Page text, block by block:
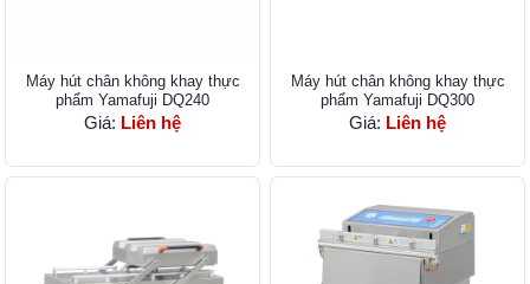
Máy hút chân không khay thực
phẩm Yamafuji DQ240
Giá: Liên hệ
Máy hút chân không khay thực
phẩm Yamafuji DQ300
Giá: Liên hệ